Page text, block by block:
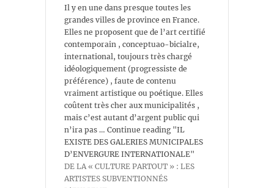
Il y en une dans presque toutes les
grandes villes de province en France.
Elles ne proposent que de l’art certifié
contemporain , conceptuao-bicialre,
international, toujours très chargé
idéologiquement (progressiste de
préférence) , faute de contenu
vraiment artistique ou poétique. Elles
coûtent très cher aux municipalités ,
mais c’est autant d’argent public qui
n’ira pas … Continue reading "IL
EXISTE DES GALERIES MUNICIPALES
D’ENVERGURE INTERNATIONALE"
DE LA « CULTURE PARTOUT » : LES
ARTISTES SUBVENTIONNÉS